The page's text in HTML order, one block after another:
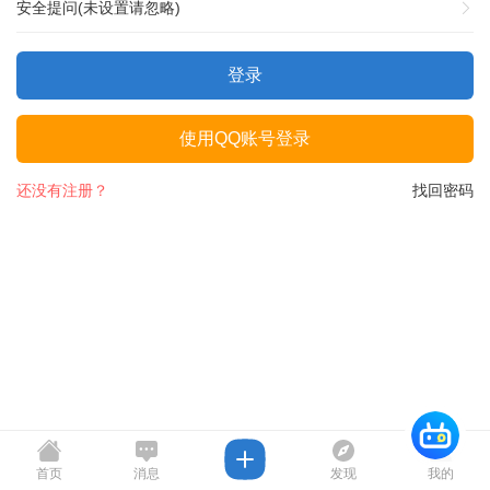
安全提问(未设置请忽略)
登录
使用QQ账号登录
找回密码
还没有注册？
首页 消息 发现 我的